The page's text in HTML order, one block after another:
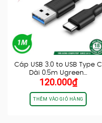
Cáp USB 3.0 to USB Type C
Dài 0.5m Ugreen…
120.000₫
THÊM VÀO GIỎ HÀNG